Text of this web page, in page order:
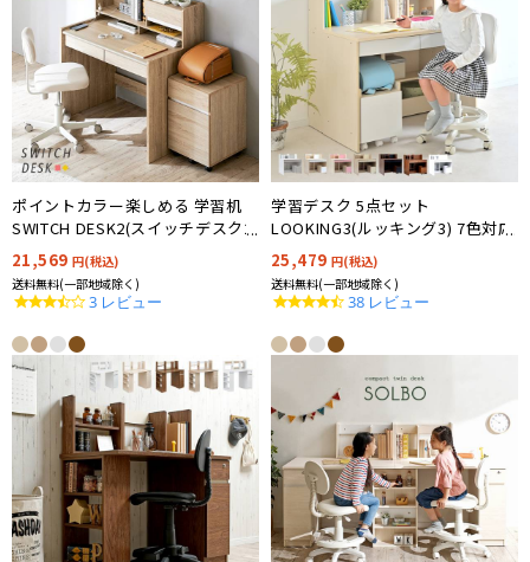
ポイントカラー楽しめる 学習机
SWITCH DESK2(スイッチデスク2)
幅100cm 3タイプ対応
21,569 円(税込)
送料無料(一部地域除く)
3.3
rating
3 レビュー
学習デスク 5点セット
LOOKING3(ルッキング3) 7色対応
25,479 円(税込)
送料無料(一部地域除く)
4.3
rating
38 レビュー